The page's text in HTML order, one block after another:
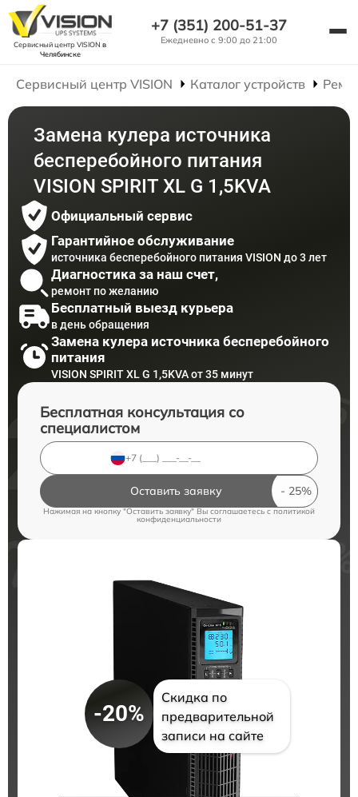
Сервисный центр VISION в
Челябинске
+7 (351) 200-51-37
Ежедневно с 9:00 до 21:00
Сервисный центр VISION Каталог устройств
Замена кулера источника
бесперебойного питания
VISION SPIRIT XL G 1,5KVA
Официальный сервис
Гарантийное обслуживание
источника бесперебойного питания VISION до 3 лет
Диагностика за наш счет,
ремонт по желанию
Бесплатный выезд курьера
в день обращения
Замена кулера источника бесперебойного
питания
VISION SPIRIT XL G 1,5KVA от 35 минут
Бесплатная консультация со
специалистом
Оставить заявку
Нажимая на кнопку "Оставить заявку" Вы соглашаетесь cполитикой
конфиденциальности
-20%
Скидка по
предварительной
записи на сайте